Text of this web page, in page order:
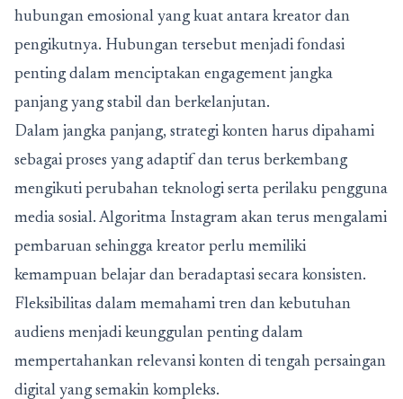
hubungan emosional yang kuat antara kreator dan
pengikutnya. Hubungan tersebut menjadi fondasi
penting dalam menciptakan engagement jangka
panjang yang stabil dan berkelanjutan.
Dalam jangka panjang, strategi konten harus dipahami
sebagai proses yang adaptif dan terus berkembang
mengikuti perubahan teknologi serta perilaku pengguna
media sosial. Algoritma Instagram akan terus mengalami
pembaruan sehingga kreator perlu memiliki
kemampuan belajar dan beradaptasi secara konsisten.
Fleksibilitas dalam memahami tren dan kebutuhan
audiens menjadi keunggulan penting dalam
mempertahankan relevansi konten di tengah persaingan
digital yang semakin kompleks.